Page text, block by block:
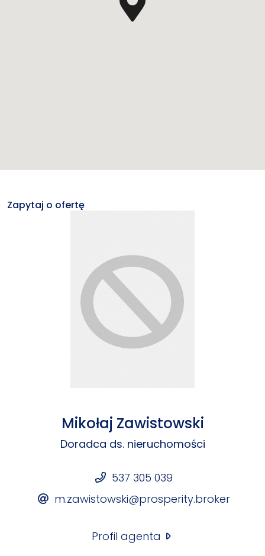
Zapytaj o ofertę
Mikołaj Zawistowski
Doradca ds. nieruchomości
537 305 039
m.zawistowski@prosperity.broker
Profil agenta